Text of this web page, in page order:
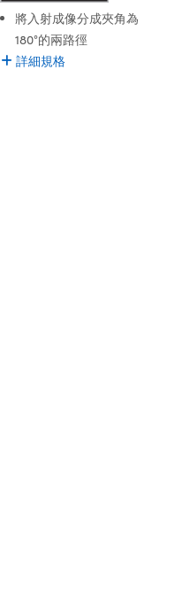
將入射成像分成夾角為
180°的兩路徑
詳細規格